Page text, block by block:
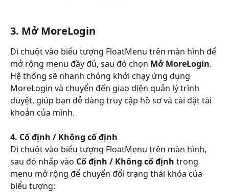
3. Mở MoreLogin
Di chuột vào biểu tượng FloatMenu trên màn hình để
mở rộng menu đầy đủ, sau đó chọn Mở MoreLogin.
Hệ thống sẽ nhanh chóng khởi chạy ứng dụng
MoreLogin và chuyển đến giao diện quản lý trình
duyệt, giúp bạn dễ dàng truy cập hồ sơ và cài đặt tài
khoản của mình.
4. Cố định / Không cố định
Di chuột vào biểu tượng FloatMenu trên màn hình,
sau đó nhấp vào Cố định / Không cố định trong
menu mở rộng để chuyển đổi trạng thái khóa của
biểu tượng: